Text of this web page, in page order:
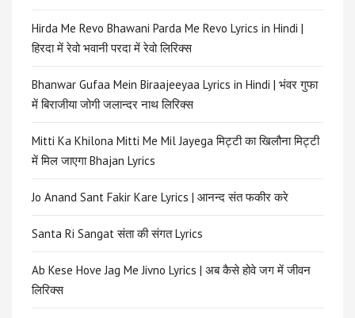
Hirda Me Revo Bhawani Parda Me Revo Lyrics in Hindi |
हिरदा में रेवो भवानी परदा में रेवो लिरिक्स
Bhanwar Gufaa Mein Biraajeeyaa Lyrics in Hindi | भंवर गुफा
में बिराजीया जोगी जलान्दर नाथ लिरिक्स
Mitti Ka Khilona Mitti Me Mil Jayega मिट्टी का खिलौना मिट्टी
में मिल जाएगा Bhajan Lyrics
Jo Anand Sant Fakir Kare Lyrics | आनन्द संत फकीर करे
Santa Ri Sangat संता की संगत Lyrics
Ab Kese Hove Jag Me Jivno Lyrics | अब कैसे होवे जग में जीवन
लिरिक्स